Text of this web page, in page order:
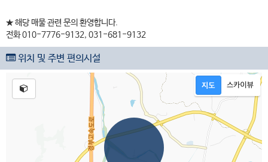
★ 해당 매물 관련 문의 환영합니다.
전화 010-7776-9132, 031-681-9132
위치 및 주변 편의시설